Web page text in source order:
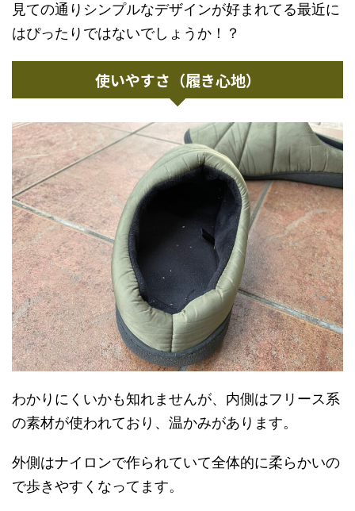
見ての通りシンプルなデザインが好まれてる最近に
はぴったりではないでしょうか！？
使いやすさ（履き心地）
わかりにくいかも知れませんが、内側はフリース系
の素材が使われており、温かみがあります。
外側はナイロンで作られていて全体的に柔らかいの
で歩きやすくなってます。